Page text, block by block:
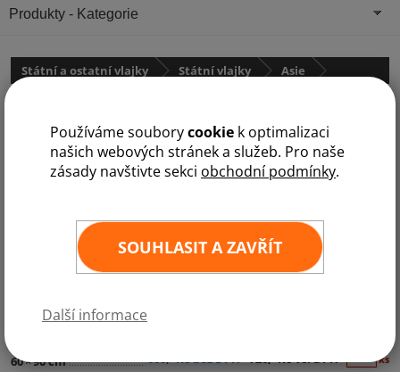
Používáme souborycookie k optimalizaci
našich webových stránek a služeb. Pro naše
zásady navštivte sekci obchodní podmínky.
SOUHLASIT A ZAVŘÍT
Další informace
Státní a ostatní vlajky Státní vlajky Asie
60×90 cm ks
Produkty - Kategorie